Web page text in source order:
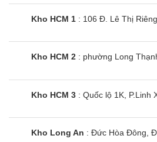
rộng khắp toàn quốc, Hotline
sẵn sàng hỗ trợ mọi khách
chóng và chuyên nghiệp
Cùng Chủ Đề:
Kho HCM 1 : 106 Đ. Lê Thị
Kho HCM 2 : phường Long
Kho HCM 3 : Quốc lộ 1K, P.Linh
Kho Long An : Đức Hòa Đông,